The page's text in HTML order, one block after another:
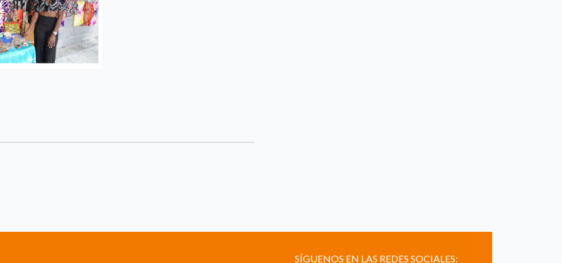
SÍGUENOS EN LAS REDES SOCIALES: